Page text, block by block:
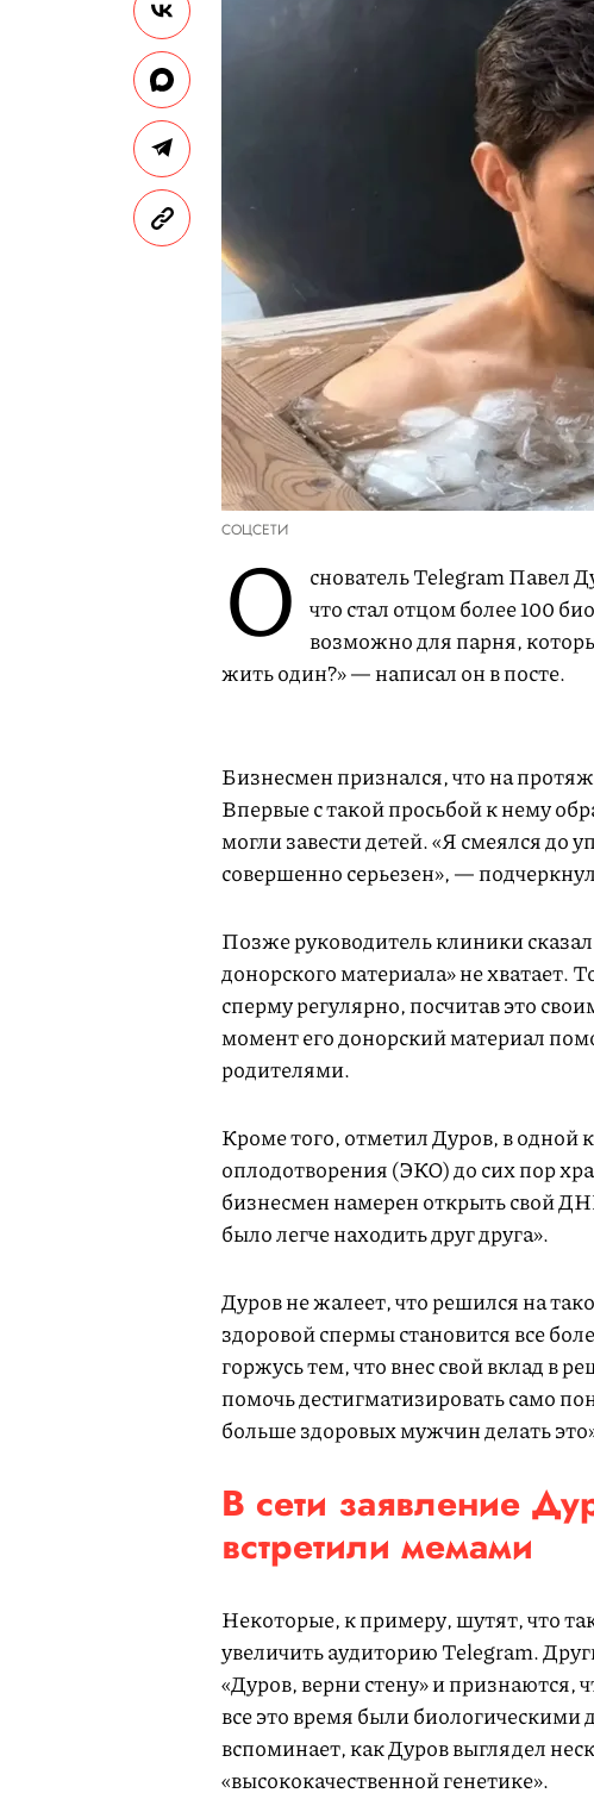
СОЦСЕТИ
О снователь Telegram Павел
что стал отцом более 100
возможно для парня,
жить один?» — написал он в посте.
Бизнесмен признался, что на
Впервые с такой просьбой к нему
могли завести детей. «Я смеялся до
совершенно серьезен», —
Позже руководитель клиники
донорского материала» не хватает.
сперму регулярно, посчитав это
момент его донорский материал
родителями.
Кроме того, отметил Дуров, в одной
оплодотворения (ЭКО) до сих пор
бизнесмен намерен открыть свой
было легче находить друг друга».
Дуров не жалеет, что решился на
здоровой спермы становится все
горжусь тем, что внес свой вклад в
помочь дестигматизировать само
больше здоровых мужчин делать
В сети заявление
встретили мемами
Некоторые, к примеру, шутят, что
увеличить аудиторию Telegram.
«Дуров, верни стену» и признаются,
все это время были биологическими
вспоминает, как Дуров выглядел
«высококачественной генетике».